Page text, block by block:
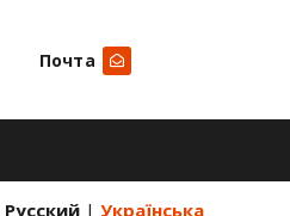
Почта
Русский | Українська